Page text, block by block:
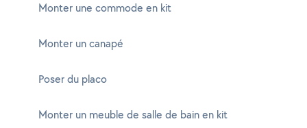
Monter une commode en kit
Monter un canapé
Poser du placo
Monter un meuble de salle de bain en kit